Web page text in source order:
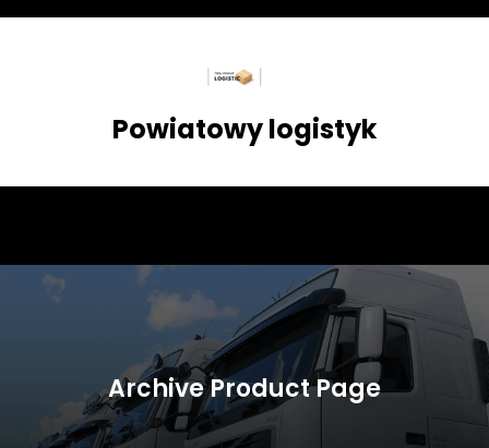
Skip
Powiatowy logistyk
Archive Product Page